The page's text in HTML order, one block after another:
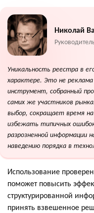
Николай
Уникальность реестра в
характере. Это не
инструмент, собранный
самих же участников
выбор, сокращает время
избежать типичных
разрозненной
наведению порядка в
Использование
поможет повысить
структурированной
принять взвешенное